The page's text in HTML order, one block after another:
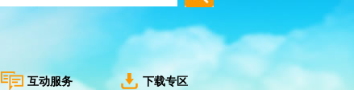
互动服务 下载专区